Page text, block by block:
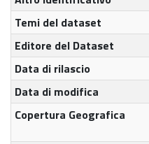
Temi del dataset
Editore del Dataset
Data di rilascio
Data di modifica
Copertura Geografica